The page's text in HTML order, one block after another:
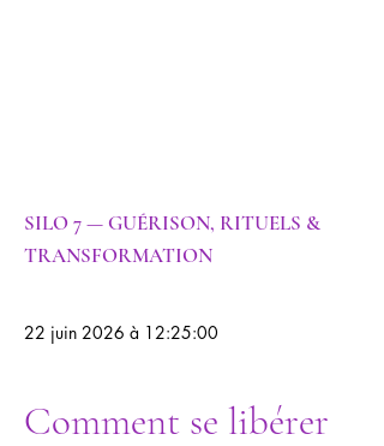
SILO 7 — GUÉRISON, RITUELS &
TRANSFORMATION
22 juin 2026 à 12:25:00
Comment se libérer